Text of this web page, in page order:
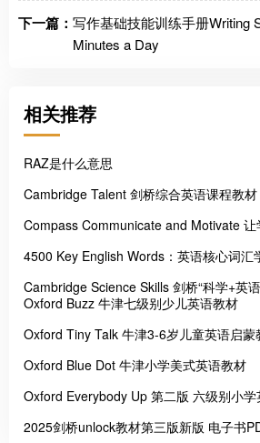
下一篇： 写作基础技能训练手册Writing
Minutes a Day
相关推荐
RAZ是什么意思
Cambridge Talent 剑桥综合英语课程教材
Compass Communicate and Motivate 让
4500 Key English Words：英语核心词汇
Cambridge Science Skills 剑桥“科学+英
学科教材
Oxford Buzz 牛津七级别少儿英语教材
Oxford Tiny Talk 牛津3-6岁儿童英语启蒙
Oxford Blue Dot 牛津小学美式英语教材
Oxford Everybody Up 第二版 六级别小学
2025剑桥unlock教材第三版新版 电子书